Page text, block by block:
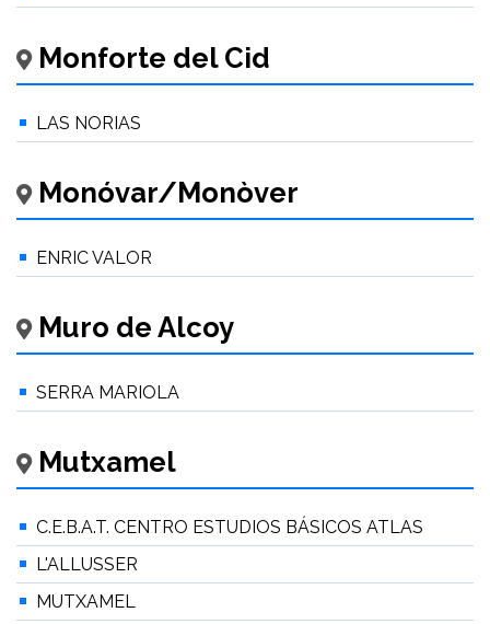
Monforte del Cid
LAS NORIAS
Monóvar/Monòver
ENRIC VALOR
Muro de Alcoy
SERRA MARIOLA
Mutxamel
C.E.B.A.T. CENTRO ESTUDIOS BÁSICOS ATLAS
L'ALLUSSER
MUTXAMEL